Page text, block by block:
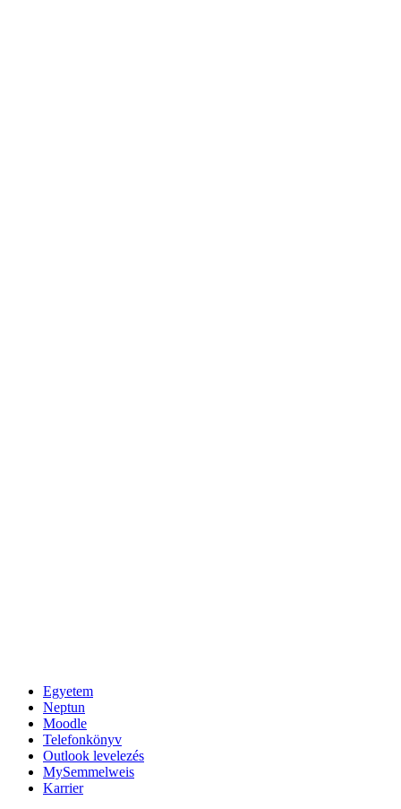
Egyetem
Neptun
Moodle
Telefonkönyv
Outlook levelezés
MySemmelweis
Karrier